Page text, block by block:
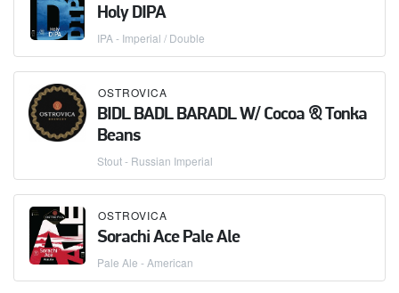
Holy DIPA
IPA - Imperial / Double
OSTROVICA
BIDL BADL BARADL W/ Cocoa & Tonka
Beans
Stout - Russian Imperial
OSTROVICA
Sorachi Ace Pale Ale
Pale Ale - American